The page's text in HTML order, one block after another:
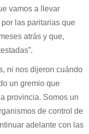
vamos a llevar
las paritarias que
atrás y que,
ni nos dijeron cuándo
un gremio que
provincia. Somos un
de control de
adelante con las